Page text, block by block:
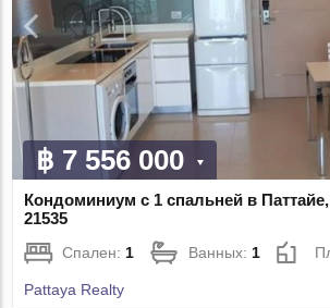
฿ 7 556 000
Кондоминиум с 1 спальней в
21535
Спален: 1 Ванных: 1
Pattaya Realty